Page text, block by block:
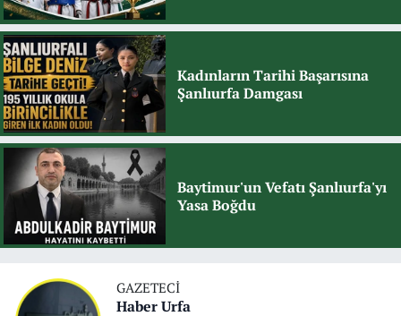
Kadınların Tarihi Başarısına
Şanlıurfa Damgası
Baytimur'un Vefatı Şanlıurfa'yı
Yasa Boğdu
GAZETECI
Haber Urfa